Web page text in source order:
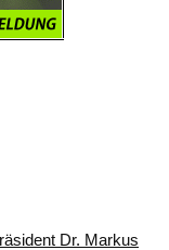
Dr. Markus